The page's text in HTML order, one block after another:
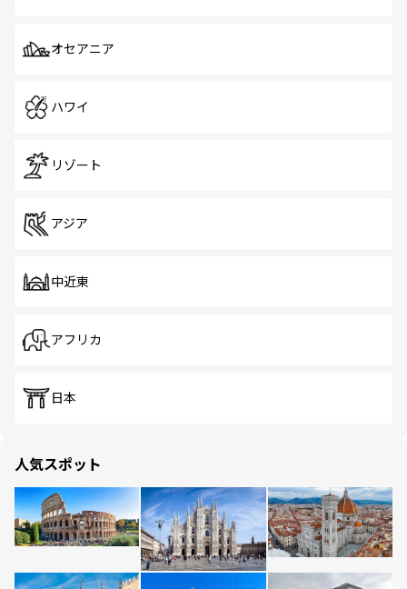
オセアニア
ハワイ
リゾート
アジア
中近東
アフリカ
日本
人気スポット